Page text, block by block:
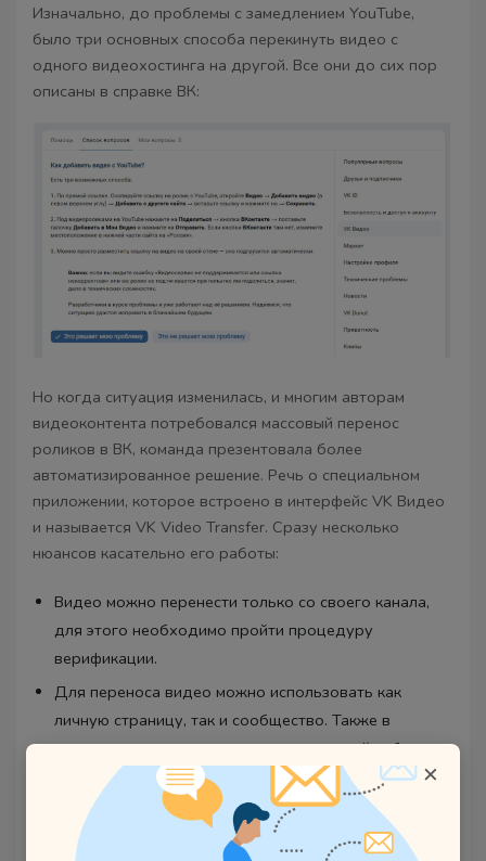
Изначально, до проблемы с замедлением YouTube,
было три основных способа перекинуть видео с
одного видеохостинга на другой. Все они до сих пор
описаны в справке ВК:
Но когда ситуация изменилась, и многим авторам
видеоконтента потребовался массовый перенос
роликов в ВК, команда презентовала более
автоматизированное решение. Речь о специальном
приложении, которое встроено в интерфейс VK Видео
и называется VK Video Transfer. Сразу несколько
нюансов касательно его работы:
Видео можно перенести только со своего канала,
для этого необходимо пройти процедуру
верификации.
Для переноса видео можно использовать как
личную страницу, так и сообщество. Также в
процессе переноса можно создать новый паблик
под эту задачу.
Можно переносить как отдельные ролики, так и
целые плейлисты. Есть также возможность
×